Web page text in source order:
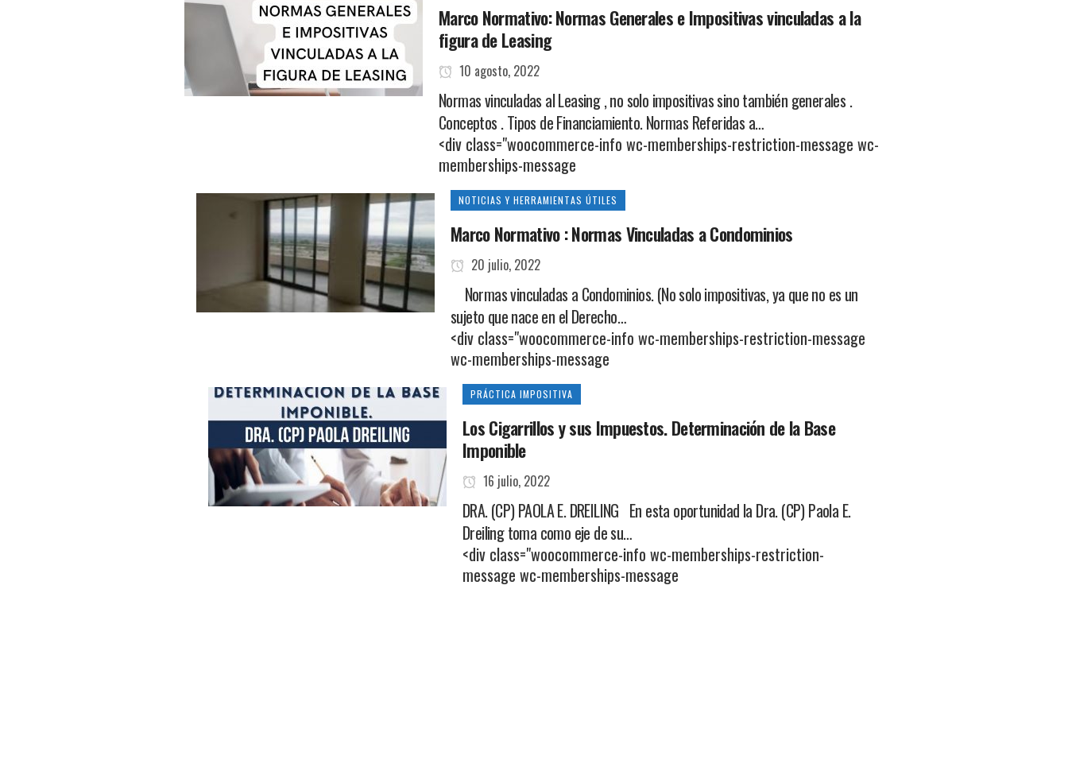
Marco Normativo: Normas Generales e Impositivas vinculadas a la
figura de Leasing
10 agosto, 2022
Normas vinculadas al Leasing , no solo impositivas sino también generales .
Conceptos . Tipos de Financiamiento. Normas Referidas a…
<div class="woocommerce-info wc-memberships-restriction-message wc-
memberships-message
NOTICIAS Y HERRAMIENTAS ÚTILES
Marco Normativo : Normas Vinculadas a Condominios
20 julio, 2022
Normas vinculadas a Condominios. (No solo impositivas, ya que no es un
sujeto que nace en el Derecho…
<div class="woocommerce-info wc-memberships-restriction-message
wc-memberships-message
PRÁCTICA IMPOSITIVA
Los Cigarrillos y sus Impuestos. Determinación de la Base
Imponible
16 julio, 2022
DRA. (CP) PAOLA E. DREILING En esta oportunidad la Dra. (CP) Paola E.
Dreiling toma como eje de su…
<div class="woocommerce-info wc-memberships-restriction-
message wc-memberships-message